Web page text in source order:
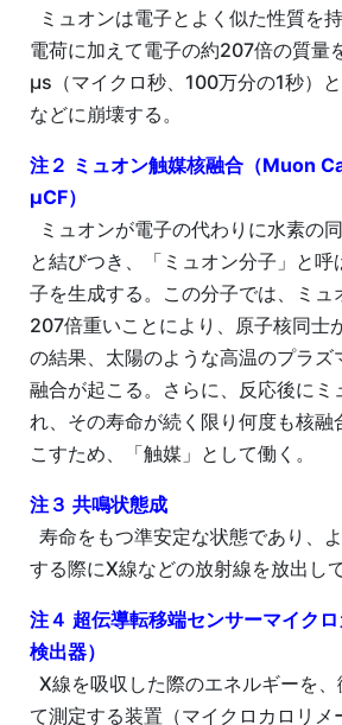
ミュオンは電子とよく似た性質を
電荷に加えて電子の約207倍の質量
µs（マイクロ秒、100万分の1秒）
などに崩壊する。
注２ ミュオン触媒核融合（Muon
µCF）
ミュオンが電子の代わりに水素の
と結びつき、「ミュオン分子」と呼
子を生成する。この分子では、ミュ
207倍重いことにより、原子核同士
の結果、太陽のような高温のプラズ
融合が起こる。さらに、反応後にミ
れ、その寿命が続く限り何度も核融
こすため、「触媒」として働く。
注３ 共鳴状態成
寿命をもつ準安定な状態であり、
する際にX線などの放射線を放出し
注４ 超伝導転移端センサーマイク
検出器）
X線を吸収した際のエネルギーを
て測定する装置（マイクロカロリメ